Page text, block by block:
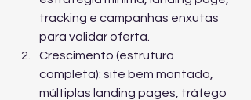
tracking e campanhas enxutas
para validar oferta.
Crescimento (estrutura
completa): site bem montado,
múltiplas landing pages, tráfego